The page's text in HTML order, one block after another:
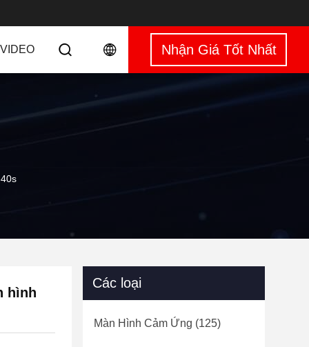
VIDEO Nhận Giá Tốt Nhất
hình
Các loại
Màn Hình Cảm Ứng (125)